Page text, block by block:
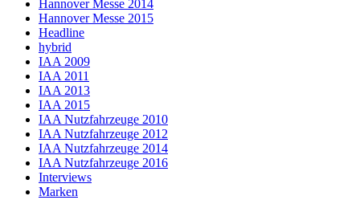
Hannover Messe 2014
Hannover Messe 2015
Headline
hybrid
IAA 2009
IAA 2011
IAA 2013
IAA 2015
IAA Nutzfahrzeuge 2010
IAA Nutzfahrzeuge 2012
IAA Nutzfahrzeuge 2014
IAA Nutzfahrzeuge 2016
Interviews
Marken